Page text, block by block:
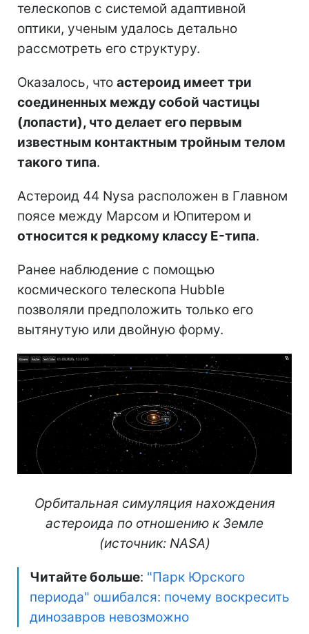
телескопов с системой адаптивной
оптики, ученым удалось детально
рассмотреть его структуру.
Оказалось, что астероид имеет три
соединенных между собой частицы
(лопасти), что делает его первым
известным контактным тройным телом
такого типа.
Астероид 44 Nysa расположен в Главном
поясе между Марсом и Юпитером и
относится к редкому классу E-типа.
Ранее наблюдение с помощью
космического телескопа Hubble
позволяли предположить только его
вытянутую или двойную форму.
Орбитальная симуляция нахождения
астероида по отношению к Земле
(источник: NASA)
Читайте больше: "Парк Юрского
периода" ошибался: почему воскресить
динозавров невозможно